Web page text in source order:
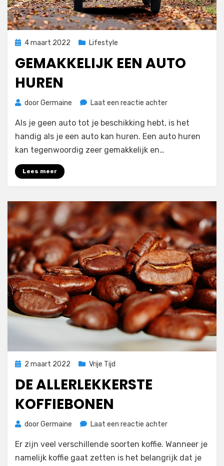
Geplaatst
4 maart 2022 Lifestyle
GEMAKKELIJK EEN AUTO
HUREN
doorGermaine Laat een reactie achterop
een
auto
Als je geen auto tot je beschikking hebt, is het
handig als je een auto kan huren. Een auto huren
kan tegenwoordig zeer gemakkelijk en…
Lees meer
Geplaatst
2 maart 2022 Vrije Tijd
DE ALLERLEKKERSTE
KOFFIEBONEN
doorGermaine Laat een reactie achterop
allerlekkerste
koffiebonen
Er zijn veel verschillende soorten koffie. Wanneer je
namelijk koffie gaat zetten is het belangrijk dat je